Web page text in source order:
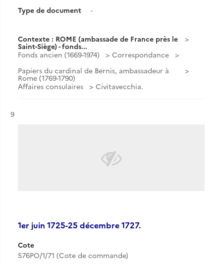
Type de document
-
Contexte : ROME (ambassade de France près le
Saint-Siège) - fonds...
Fonds ancien (1669-1974)
Correspondance
Papiers du cardinal de Bernis, ambassadeur à
Rome (1769-1790)
Affaires consulaires
Civitavecchia.
Résultat n°
9
1er juin 1725-25 décembre 1727.
Cote
576PO/1/71 (Cote de commande)